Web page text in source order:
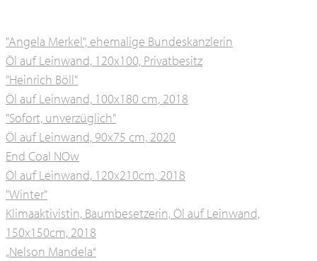
"Angela Merkel", ehemalige Bundeskanzlerin
Öl auf Leinwand, 120x100, Privatbesitz
"Heinrich Böll"
Öl auf Leinwand, 100x180 cm, 2018
"Sofort, unverzüglich"
Öl auf Leinwand, 90x75 cm, 2020
End Coal NOw
Öl auf Leinwand, 120x210cm, 2018
"Winter"
Klimaaktivistin, Baumbesetzerin, Öl auf Leinwand,
150x150cm, 2018
„Nelson Mandela“